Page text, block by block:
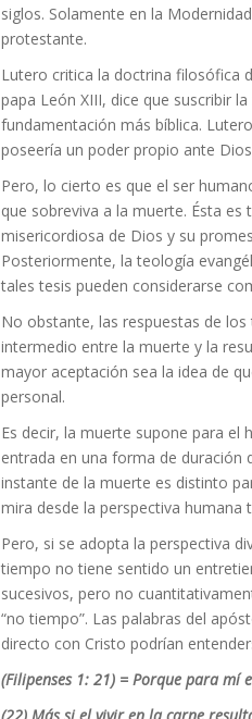
siglos. Solamente en la
protestante.
Lutero critica la doctrina filosófica
papa León XIII, dice que suscribir
fundamentación más bíblica.
poseería un poder propio ante
Pero, lo cierto es que el ser
que sobreviva a la muerte. Ésta
misericordiosa de Dios y su
Posteriormente, la teología
tales tesis pueden considerarse
No obstante, las respuestas de
intermedio entre la muerte y la
mayor aceptación sea la idea de
personal.
Es decir, la muerte supone para
entrada en una forma de duración
instante de la muerte es distinto
mira desde la perspectiva
Pero, si se adopta la perspectiva
tiempo no tiene sentido un
sucesivos, pero no
“no tiempo”. Las palabras del
directo con Cristo podrían
(Filipenses 1: 21) = Porque para mí